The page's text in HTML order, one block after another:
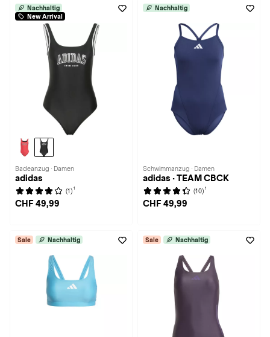
Nachhaltig
New Arrival
Badeanzug · Damen
adidas
(1) 1
CHF 49,99
Nachhaltig
Schwimmanzug · Damen
adidas · TEAM CBCK
(10) 1
CHF 49,99
Sale Nachhaltig Sale Nachhaltig